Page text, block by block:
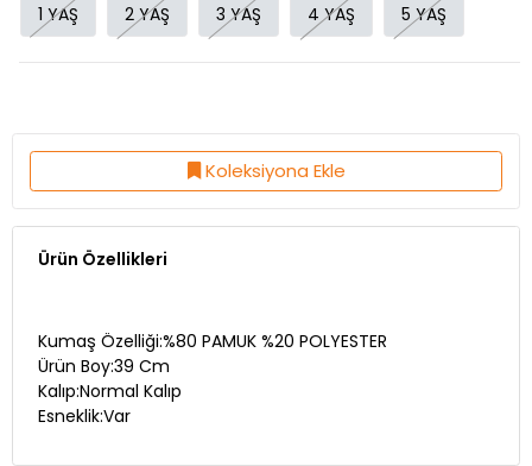
1 YAŞ 2 YAŞ 3 YAŞ 4 YAŞ 5 YAŞ
Koleksiyona Ekle
Ürün Özellikleri
Kumaş Özelliği:%80 PAMUK %20 POLYESTER
Ürün Boy:39 Cm
Kalıp:Normal Kalıp
Esneklik:Var